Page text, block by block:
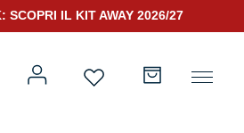
SCOPRI IL KIT AWAY 2026/27